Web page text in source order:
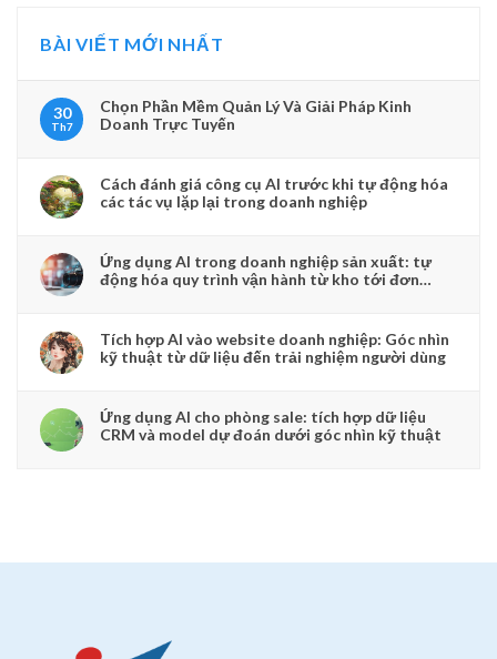
BÀI VIẾT MỚI NHẤT
30
Th7
Chọn Phần Mềm Quản Lý Và Giải Pháp Kinh
Doanh Trực Tuyến
Cách đánh giá công cụ AI trước khi tự động hóa
các tác vụ lặp lại trong doanh nghiệp
Ứng dụng AI trong doanh nghiệp sản xuất: tự
động hóa quy trình vận hành từ kho tới đơn
Tích hợp AI vào website doanh nghiệp: Góc nhìn
kỹ thuật từ dữ liệu đến trải nghiệm người dùng
Ứng dụng AI cho phòng sale: tích hợp dữ liệu
CRM và model dự đoán dưới góc nhìn kỹ thuật